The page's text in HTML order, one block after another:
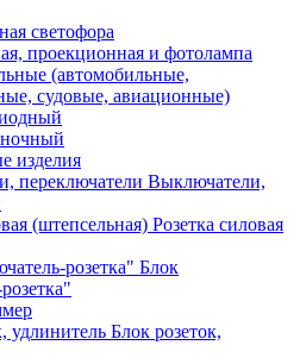
светофора
проекционная и фотолампа
(автомобильные,
судовые, авиационные)
изделия
Выключатели,
Розетка силовая
Блок
Блок розеток,